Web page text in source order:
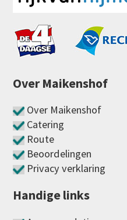
Over Maikenshof
Over Maikenshof
Catering
Route
Beoordelingen
Privacy verklaring
Handige links